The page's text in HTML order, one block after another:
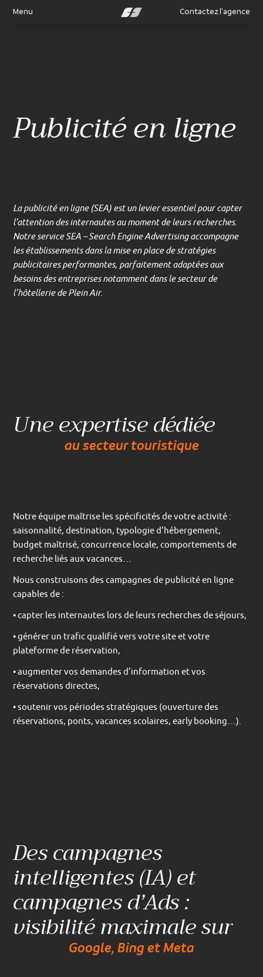
Menu Contactez l’agence
Publicité en ligne
La publicité en ligne (SEA) est un levier essentiel pour capter
l’attention des internautes au moment de leurs recherches.
Notre service SEA – Search Engine Advertising accompagne
les établissements dans la mise en place de stratégies
publicitaires performantes, parfaitement adaptées aux
besoins des entreprises notamment dans le secteur de
l’hôtellerie de Plein Air.
Une expertise dédiée
au secteur touristique
Notre équipe maîtrise les spécificités de votre activité :
saisonnalité, destination, typologie d’hébergement,
budget maîtrisé, concurrence locale, comportements de
recherche liés aux vacances…
Nous construisons des campagnes de publicité en ligne
capables de :
• capter les internautes lors de leurs recherches de séjours,
• générer un trafic qualifié vers votre site et votre
plateforme de réservation,
• augmenter vos demandes d’information et vos
réservations directes,
• soutenir vos périodes stratégiques (ouverture des
réservations, ponts, vacances scolaires, early booking…).
Des campagnes
intelligentes (IA) et
campagnes d’Ads :
visibilité maximale sur
Google, Bing et Meta